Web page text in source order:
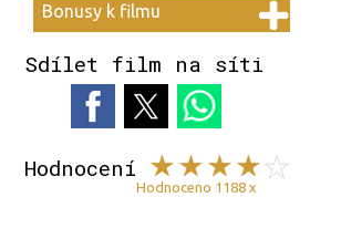
Bonusy k filmu
Sdílet film na síti
Hodnocení
Hodnoceno 1188 x